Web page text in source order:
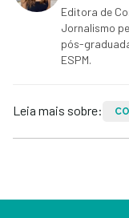
Editora de
Jornalismo
pós-
ESPM.
Leia mais sobre: